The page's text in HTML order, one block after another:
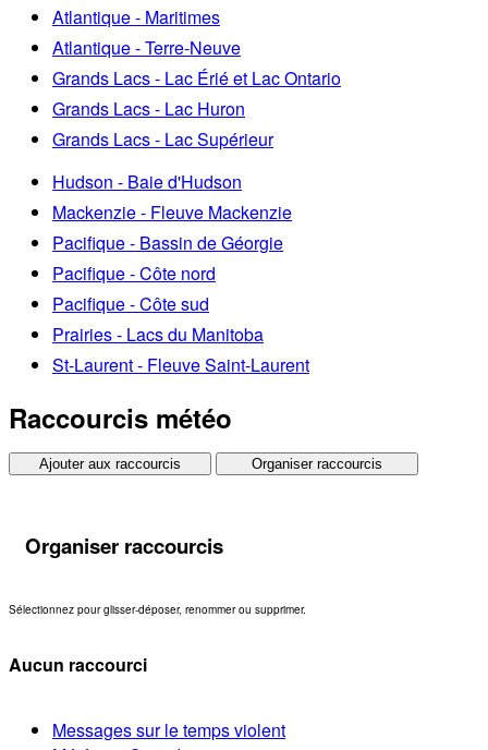
Atlantique - Maritimes
Atlantique - Terre-Neuve
Grands Lacs - Lac Érié et Lac Ontario
Grands Lacs - Lac Huron
Grands Lacs - Lac Supérieur
Hudson - Baie d'Hudson
Mackenzie - Fleuve Mackenzie
Pacifique - Bassin de Géorgie
Pacifique - Côte nord
Pacifique - Côte sud
Prairies - Lacs du Manitoba
St-Laurent - Fleuve Saint-Laurent
Raccourcis météo
Ajouter aux raccourcis Organiser raccourcis
Organiser raccourcis
Sélectionnez pour glisser-déposer, renommer ou supprimer.
Aucun raccourci
Messages sur le temps violent